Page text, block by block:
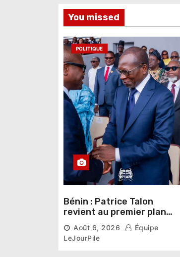
l
’
a
r
t
i
c
l
e
You missed
POLITIQUE
Bénin : Patrice Talon
revient au premier plan
institutionnel comme
premier président du Sénat
Août 6, 2026
Équipe
LeJourPile